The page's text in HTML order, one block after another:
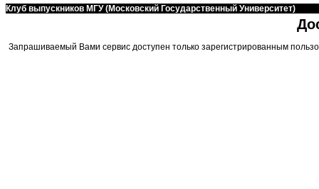
Клуб выпускников МГУ (Московский Государственный Университет)
Запрашиваемый Вами сервис доступен только зарегистрированным